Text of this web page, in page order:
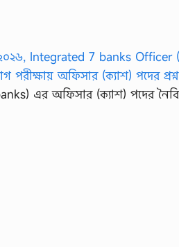
এর অফিসার (ক্যাশ) পদের